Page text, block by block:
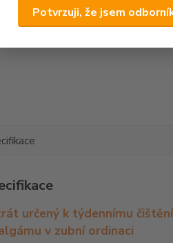
Potvrzuji, že jsem
určený k týdennímu
v zubní ordinaci